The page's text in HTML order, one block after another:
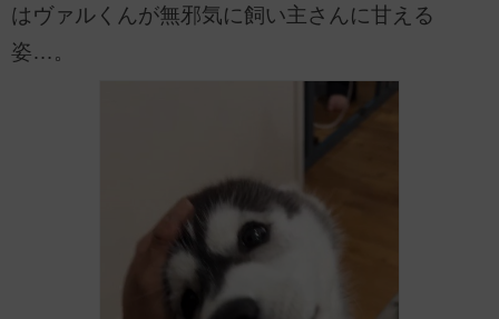
はヴァルくんが無邪気に飼い主さんに甘える
姿…。